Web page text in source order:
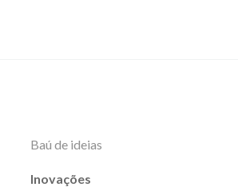
Baú de ideias
Inovações